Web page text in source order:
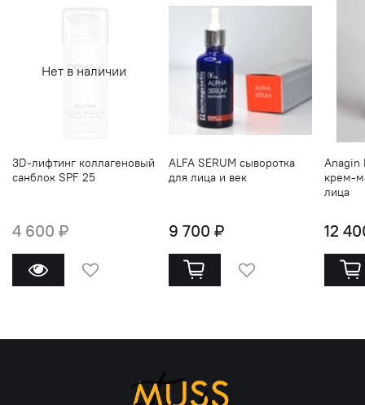
Нет в наличии
3D-лифтинг коллагеновый
санблок SPF 25
4 600 ₽
ALFA SERUM сыворотка
для лица и век
9 700 ₽
Anagin
крем-
лица
12